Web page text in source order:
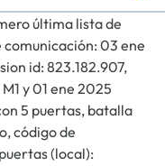
última lista de
03 ene
id: 823.182.907,
y 01 ene 2025
5 puertas, batalla
código de
(local):